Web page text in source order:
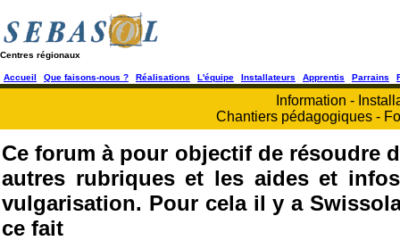
Centres régionaux
Accueil Que faisons-nous ? Réalisations L'équipe Installateurs Apprentis Parrains
Information -
Chantiers pédagogiques -
Ce forum à pour objectif de résoudre
autres rubriques et les aides et
vulgarisation. Pour cela il y a
ce fait